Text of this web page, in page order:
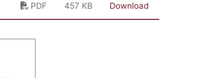
PDF 457 KB Download